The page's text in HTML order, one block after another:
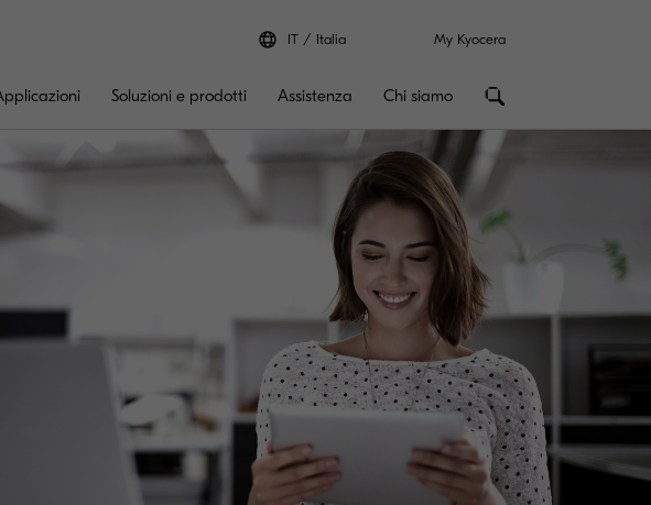
IT Italia My Kyocera
Soluzioni e prodotti Assistenza Chi siamo